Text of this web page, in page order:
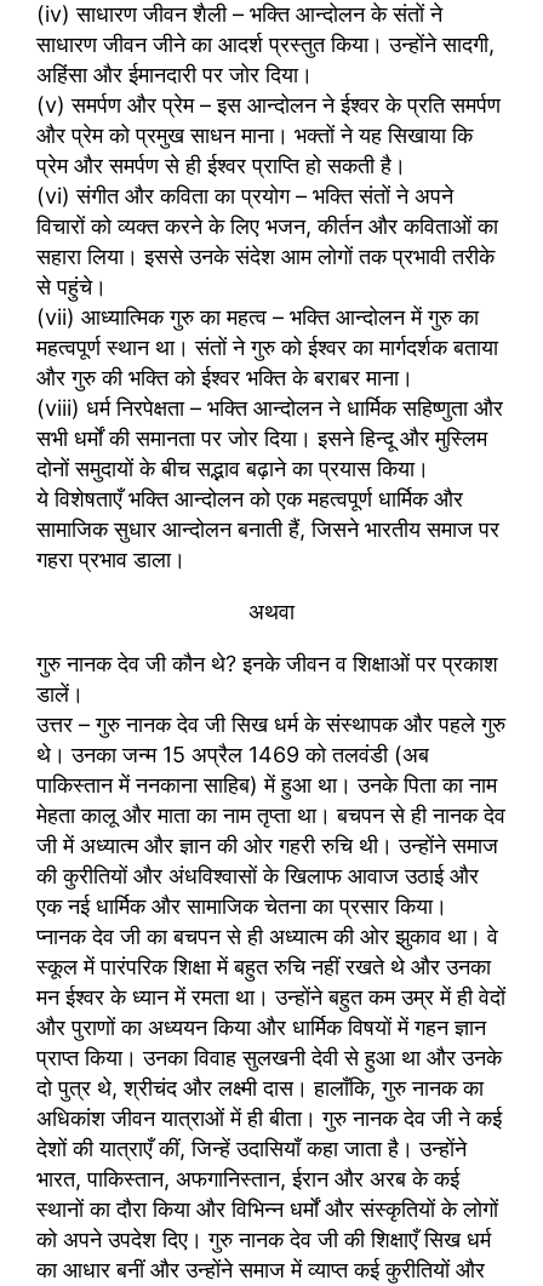
(iv) साधारण जीवन शैली – भक्ति आन्दोलन के संतों ने
साधारण जीवन जीने का आदर्श प्रस्तुत किया। उन्होंने सादगी,
अहिंसा और ईमानदारी पर जोर दिया।
(v) समर्पण और प्रेम – इस आन्दोलन ने ईश्वर के प्रति समर्पण
और प्रेम को प्रमुख साधन माना। भक्तों ने यह सिखाया कि
प्रेम और समर्पण से ही ईश्वर प्राप्ति हो सकती है।
(vi) संगीत और कविता का प्रयोग – भक्ति संतों ने अपने
विचारों को व्यक्त करने के लिए भजन, कीर्तन और कविताओं का
सहारा लिया। इससे उनके संदेश आम लोगों तक प्रभावी तरीके
से पहुंचे।
(vii) आध्यात्मिक गुरु का महत्व – भक्ति आन्दोलन में गुरु का
महत्वपूर्ण स्थान था। संतों ने गुरु को ईश्वर का मार्गदर्शक बताया
और गुरु की भक्ति को ईश्वर भक्ति के बराबर माना।
(viii) धर्म निरपेक्षता – भक्ति आन्दोलन ने धार्मिक सहिष्णुता और
सभी धर्मों की समानता पर जोर दिया। इसने हिन्दू और मुस्लिम
दोनों समुदायों के बीच सद्भाव बढ़ाने का प्रयास किया।
ये विशेषताएँ भक्ति आन्दोलन को एक महत्वपूर्ण धार्मिक और
सामाजिक सुधार आन्दोलन बनाती हैं, जिसने भारतीय समाज पर
गहरा प्रभाव डाला।
अथवा
गुरु नानक देव जी कौन थे? इनके जीवन व शिक्षाओं पर प्रकाश
डालें।
उत्तर – गुरु नानक देव जी सिख धर्म के संस्थापक और पहले गुरु
थे। उनका जन्म 15 अप्रैल 1469 को तलवंडी (अब
पाकिस्तान में ननकाना साहिब) में हुआ था। उनके पिता का नाम
मेहता कालू और माता का नाम तृप्ता था। बचपन से ही नानक देव
जी में अध्यात्म और ज्ञान की ओर गहरी रुचि थी। उन्होंने समाज
की कुरीतियों और अंधविश्वासों के खिलाफ आवाज उठाई और
एक नई धार्मिक और सामाजिक चेतना का प्रसार किया।
प्नानक देव जी का बचपन से ही अध्यात्म की ओर झुकाव था। वे
स्कूल में पारंपरिक शिक्षा में बहुत रुचि नहीं रखते थे और उनका
मन ईश्वर के ध्यान में रमता था। उन्होंने बहुत कम उम्र में ही वेदों
और पुराणों का अध्ययन किया और धार्मिक विषयों में गहन ज्ञान
प्राप्त किया। उनका विवाह सुलखनी देवी से हुआ था और उनके
दो पुत्र थे, श्रीचंद और लक्ष्मी दास। हालाँकि, गुरु नानक का
अधिकांश जीवन यात्राओं में ही बीता। गुरु नानक देव जी ने कई
देशों की यात्राएँ कीं, जिन्हें उदासियाँ कहा जाता है। उन्होंने
भारत, पाकिस्तान, अफगानिस्तान, ईरान और अरब के कई
स्थानों का दौरा किया और विभिन्न धर्मों और संस्कृतियों के लोगों
को अपने उपदेश दिए। गुरु नानक देव जी की शिक्षाएँ सिख धर्म
का आधार बनीं और उन्होंने समाज में व्याप्त कई कुरीतियों और